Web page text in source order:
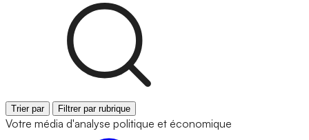
Trier par Filtrer par rubrique
Votre média d'analyse politique et économique